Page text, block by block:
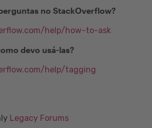
no StackOverflow?
help/how-to-ask
devo usá-las?
help/tagging
Legacy Forums